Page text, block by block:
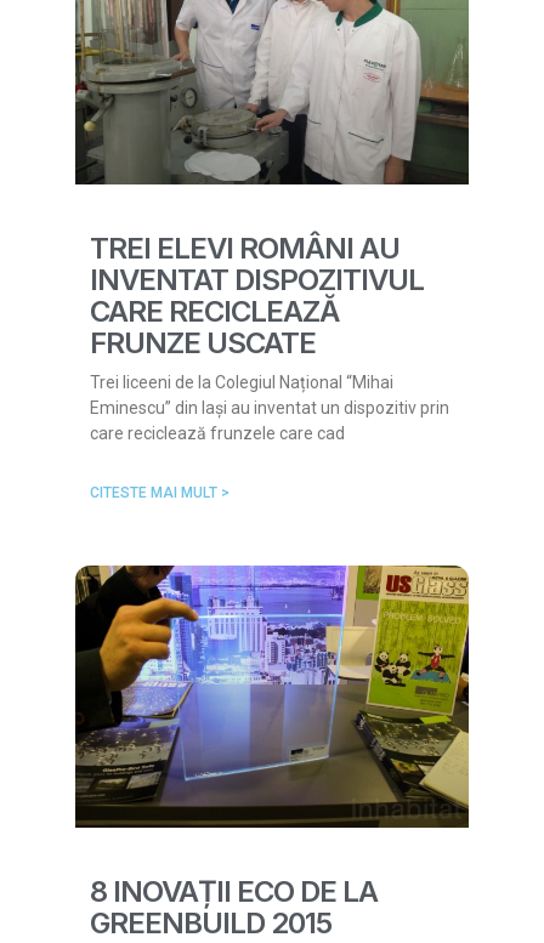
TREI ELEVI ROMÂNI AU
INVENTAT DISPOZITIVUL
CARE RECICLEAZĂ
FRUNZE USCATE
Trei liceeni de la Colegiul Național “Mihai
Eminescu” din Iași au inventat un dispozitiv prin
care reciclează frunzele care cad
CITESTE MAI MULT >
8 INOVAȚII ECO DE LA
GREENBUILD 2015